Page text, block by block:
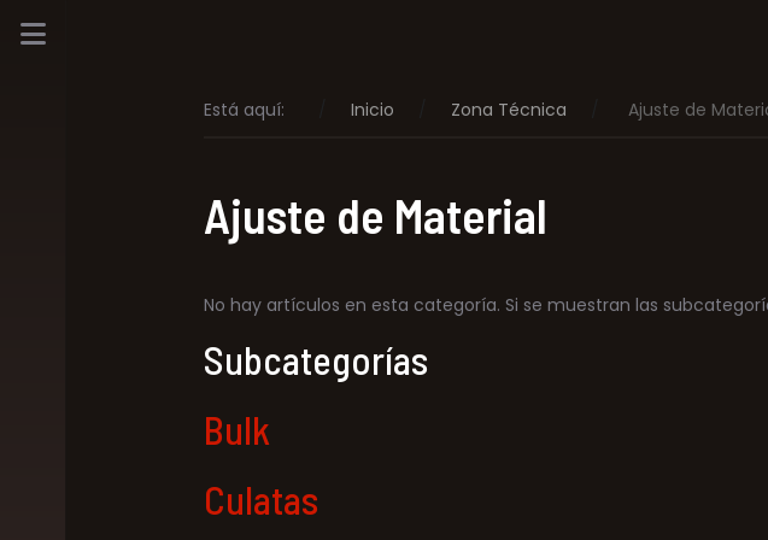
Está aquí: Inicio Zona Técnica Ajuste de
Ajuste de Material
No hay artículos en esta categoría. Si se muestran las
Subcategorías
Bulk
Culatas